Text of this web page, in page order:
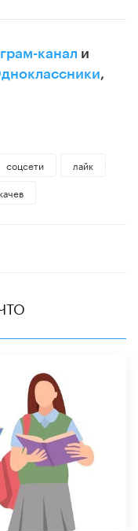
канал и
,
соцсети
лайк